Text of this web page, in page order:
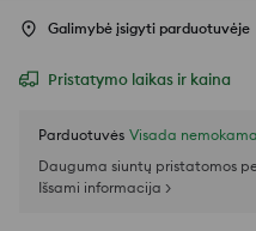
Galimybė įsigyti parduotuvėje
Pristatymo laikas ir kaina
Parduotuvės Visada
Dauguma siuntų pristatomos
Išsami informacija >